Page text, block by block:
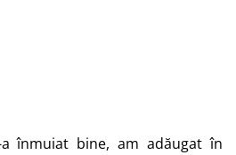
înmuiat bine, am adăugat în